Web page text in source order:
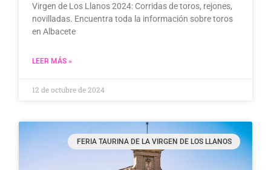
Virgen de Los Llanos 2024: Corridas de toros, rejones,
novilladas. Encuentra toda la información sobre toros
en Albacete
LEER MÁS »
12 de octubre de 2024
FERIA TAURINA DE LA VIRGEN DE LOS LLANOS